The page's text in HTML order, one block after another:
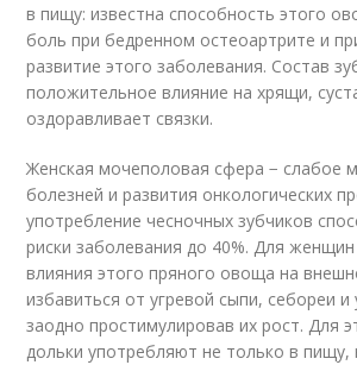
в пищу: известна способность этого
боль при бедренном остеоартрите и
развитие этого заболевания. Состав
положительное влияние на хрящи,
оздоравливает связки.
Женская мочеполовая сфера − слабое
болезней и развития онкологических
употребление чесночных зубчиков
риски заболевания до 40%. Для
влияния этого пряного овоща на
избавиться от угревой сыпи, себореи
заодно простимулировав их рост. Для
дольки употребляют не только в пищу,